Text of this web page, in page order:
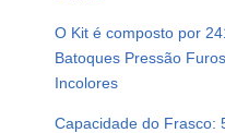
r
d
e
O Kit é composto por
Batoques Pressão
Incolores
Capacidade do Frasco: